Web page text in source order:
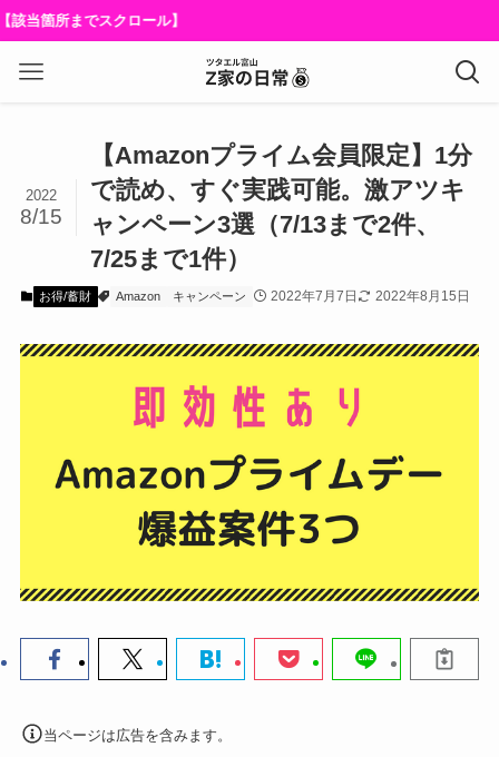
所までスクロール】
【Amazonプライム会員限定】1分
で読め、すぐ実践可能。激アツキ
ャンペーン3選（7/13まで2件、
7/25まで1件）
2022
8/15
お得/蓄財 Amazon キャンペーン 2022年7月7日 2022年8月15日
当ページは広告を含みます。